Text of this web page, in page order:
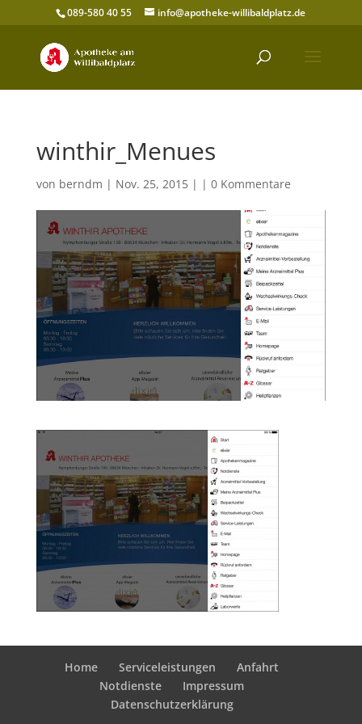
089-580 40 55 info@apotheke-willibaldplatz.de
winthir_Menues
von berndm | Nov. 25, 2015 | | 0 Kommentare
Home Serviceleistungen
Anfahrt
Notdienste
Impressum
Datenschutzerklärung